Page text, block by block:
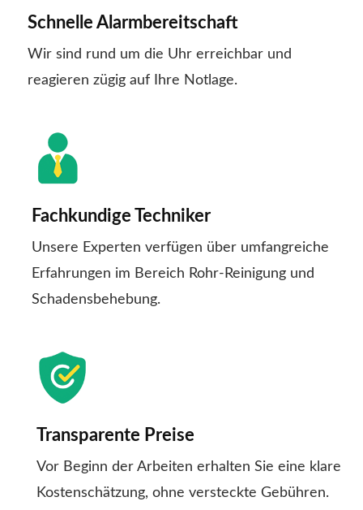
Schnelle Alarmbereitschaft
Wir sind rund um die Uhr erreichbar und
reagieren zügig auf Ihre Notlage.
Fachkundige Techniker
Unsere Experten verfügen über umfangreiche
Erfahrungen im Bereich Rohr-Reinigung und
Schadensbehebung.
Transparente Preise
Vor Beginn der Arbeiten erhalten Sie eine klare
Kostenschätzung, ohne versteckte Gebühren.